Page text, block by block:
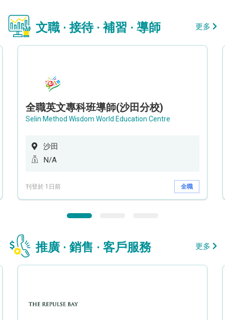
文職 · 接待 · 補習 · 導師 更多
全職英文專科班導師(沙田分校)
Selin Method Wisdom World Education Centre
沙田
N/A
刊登於 1日前 全職
推廣 · 銷售 · 客戶服務 更多